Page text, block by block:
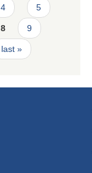
4 5
8 9
last »